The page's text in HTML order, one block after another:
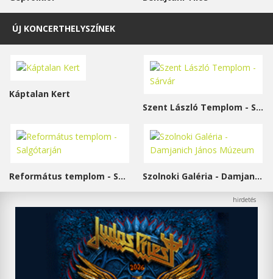
ÚJ KONCERTHELYSZÍNEK
Káptalan Kert
Szent László Templom - Sárvár
Református templom - Salgótarján Szolnoki Galéria - Damjanich János Múzeum